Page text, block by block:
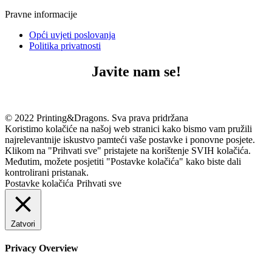
Pravne informacije
Opći uvjeti poslovanja
Politika privatnosti
Javite nam se!
© 2022 Printing&Dragons. Sva prava pridržana
Koristimo kolačiće na našoj web stranici kako bismo vam pružili
najrelevantnije iskustvo pamteći vaše postavke i ponovne posjete.
Klikom na "Prihvati sve" pristajete na korištenje SVIH kolačića.
Međutim, možete posjetiti "Postavke kolačića" kako biste dali
kontrolirani pristanak.
Postavke kolačića Prihvati sve
Zatvori
Privacy Overview